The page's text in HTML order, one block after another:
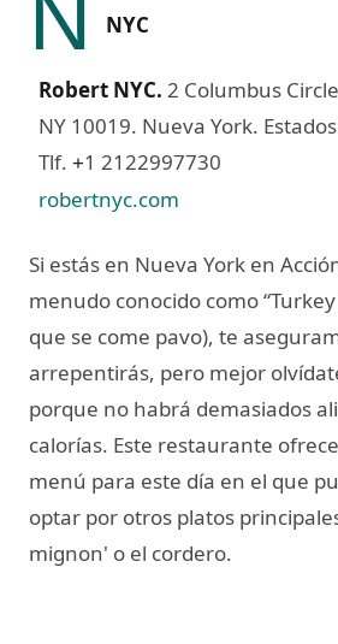
NYC
Robert NYC. 2 Columbus Circle
NY 10019. Nueva York.
Tlf. +1 2122997730
robertnyc.com
Si estás en Nueva York en
menudo conocido como
que se come pavo), te
arrepentirás, pero mejor
porque no habrá demasiados
calorías. Este restaurante
menú para este día en el que
optar por otros platos
mignon' o el cordero.